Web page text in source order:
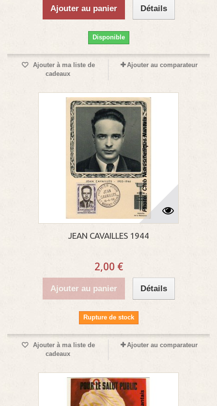
Ajouter au panier Détails
Disponible
Ajouter à ma liste de
cadeaux
Ajouter au comparateur
JEAN CAVAILLES 1944
2,00 €
Ajouter au panier Détails
Rupture de stock
Ajouter à ma liste de
cadeaux
Ajouter au comparateur